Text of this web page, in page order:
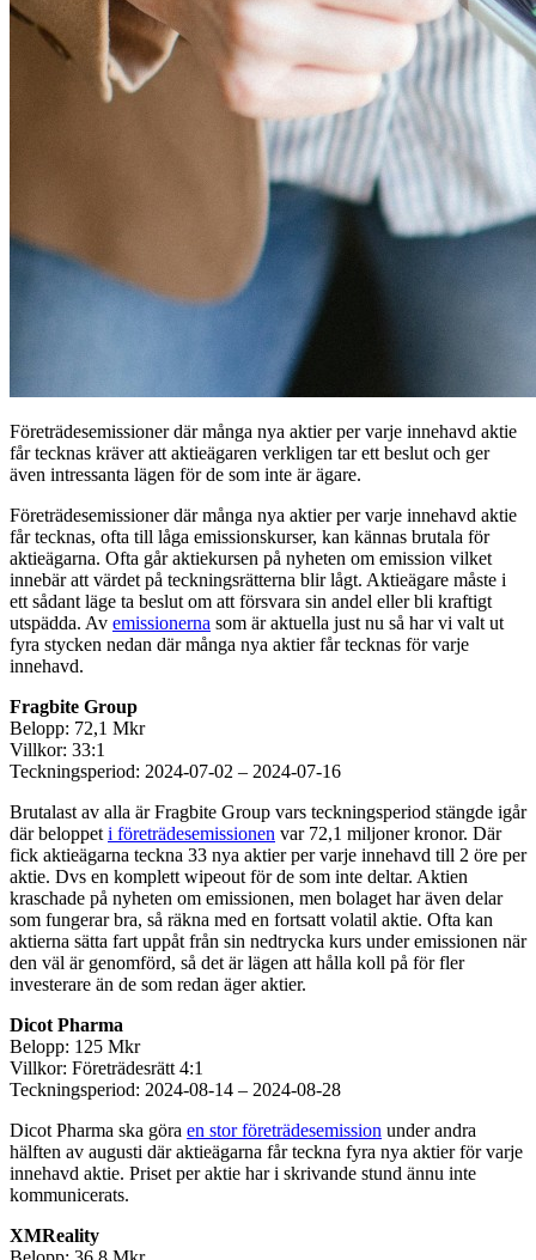
Företrädesemissioner där många nya aktier per varje innehavd aktie
får tecknas kräver att aktieägaren verkligen tar ett beslut och ger
även intressanta lägen för de som inte är ägare.
Företrädesemissioner där många nya aktier per varje innehavd aktie
får tecknas, ofta till låga emissionskurser, kan kännas brutala för
aktieägarna. Ofta går aktiekursen på nyheten om emission vilket
innebär att värdet på teckningsrätterna blir lågt. Aktieägare måste i
ett sådant läge ta beslut om att försvara sin andel eller bli kraftigt
utspädda. Av emissionerna som är aktuella just nu så har vi valt ut
fyra stycken nedan där många nya aktier får tecknas för varje
innehavd.
Fragbite Group
Belopp: 72,1 Mkr
Villkor: 33:1
Teckningsperiod: 2024-07-02 – 2024-07-16
Brutalast av alla är Fragbite Group vars teckningsperiod stängde igår
där beloppet i företrädesemissionen var 72,1 miljoner kronor. Där
fick aktieägarna teckna 33 nya aktier per varje innehavd till 2 öre per
aktie. Dvs en komplett wipeout för de som inte deltar. Aktien
kraschade på nyheten om emissionen, men bolaget har även delar
som fungerar bra, så räkna med en fortsatt volatil aktie. Ofta kan
aktierna sätta fart uppåt från sin nedtrycka kurs under emissionen när
den väl är genomförd, så det är lägen att hålla koll på för fler
investerare än de som redan äger aktier.
Dicot Pharma
Belopp: 125 Mkr
Villkor: Företrädesrätt 4:1
Teckningsperiod: 2024-08-14 – 2024-08-28
Dicot Pharma ska göra en stor företrädesemission under andra
hälften av augusti där aktieägarna får teckna fyra nya aktier för varje
innehavd aktie. Priset per aktie har i skrivande stund ännu inte
kommunicerats.
XMReality